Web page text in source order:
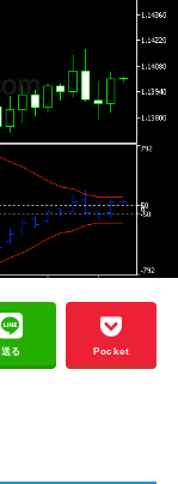
送る Pocket